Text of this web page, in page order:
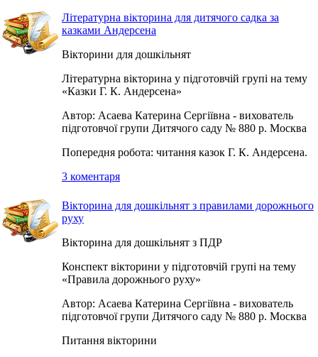
Літературна вікторина для дитячого садка за
казками Андерсена
Вікторини для дошкільнят
Літературна вікторина у підготовчій групі на тему
«Казки Г. К. Андерсена»
Автор: Асаева Катерина Сергіївна - вихователь
підготовчої групи Дитячого саду № 880 р. Москва
Попередня робота: читання казок Г. К. Андерсена.
3 коментаря
Вікторина для дошкільнят з правилами дорожнього
руху
Вікторина для дошкільнят з ПДР
Конспект вікторини у підготовчій групі на тему
«Правила дорожнього руху»
Автор: Асаева Катерина Сергіївна - вихователь
підготовчої групи Дитячого саду № 880 р. Москва
Питання вікторини